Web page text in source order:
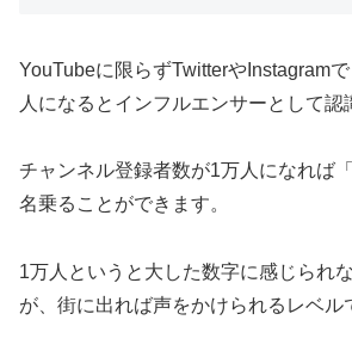
YouTubeに限らずTwitterやInstagram
人になるとインフルエンサーとして認
チャンネル登録者数が1万人になれば
名乗ることができます。
1万人というと大した数字に感じられ
が、街に出れば声をかけられるレベル